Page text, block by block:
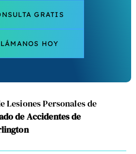
GRATIS
HOY
Lesiones Personales de
de Accidentes de